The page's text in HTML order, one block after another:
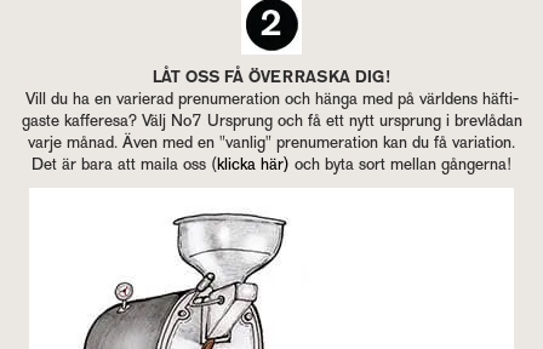
LÅT OSS FÅ ÖVER­RAS­KA DIG!
Vill du ha en va­ri­e­rad pre­nu­me­ra­tion och hänga med på värl­dens häf­ti­
gas­te kaf­fe­re­sa? Välj No7 Ur­sprung och få ett nytt ur­sprung i brev­lå­dan
varje månad. Även med en "van­lig" pre­nu­me­ra­tion kan du få va­ri­a­tion.
Det är bara att maila oss (klic­ka här) och byta sort mel­lan gång­er­na!